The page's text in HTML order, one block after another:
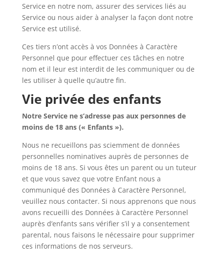
Service en notre nom, assurer des services liés au
Service ou nous aider à analyser la façon dont notre
Service est utilisé.
Ces tiers n’ont accès à vos Données à Caractère
Personnel que pour effectuer ces tâches en notre
nom et il leur est interdit de les communiquer ou de
les utiliser à quelle qu’autre fin.
Vie privée des enfants
Notre Service ne s’adresse pas aux personnes de
moins de 18 ans (« Enfants »).
Nous ne recueillons pas sciemment de données
personnelles nominatives auprès de personnes de
moins de 18 ans. Si vous êtes un parent ou un tuteur
et que vous savez que votre Enfant nous a
communiqué des Données à Caractère Personnel,
veuillez nous contacter. Si nous apprenons que nous
avons recueilli des Données à Caractère Personnel
auprès d’enfants sans vérifier s’il y a consentement
parental, nous faisons le nécessaire pour supprimer
ces informations de nos serveurs.